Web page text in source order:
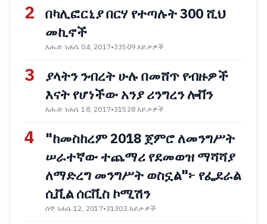
2 በካሊፎርኒያ በርሃ የተጣሉት 300 ሺህ
መኪኖች
እሑድ ነሐሴ 04, 2017•33509 እይታዎች
3
ያላትን ንብረት ሁሉ በመሸጥ የብዙዎች
እናት የሆነችው አንያ ሪንግረን ሎቨን
እሑድ ነሐሴ 18, 2017•31528 እይታዎች
4
"ከመስከረም 2018 ጀምሮ ለመንግሥት
ሠራተኛው ተጨማሪ የደመወዝ ማሻሻያ
ለማድረግ መንግሥት ወስኗል"፦ የፌደራል
ሲቪል ሰርቪስ ኮሚሽን
ሰኞ ነሐሴ 12, 2017•31302 እይታዎች